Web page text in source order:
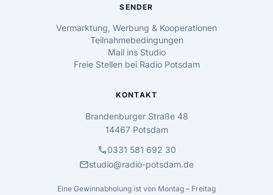
SENDER
Vermarktung, Werbung & Kooperationen
Teilnahmebedingungen
Mail ins Studio
Freie Stellen bei Radio Potsdam
KONTAKT
Brandenburger Straße 48
14467 Potsdam
call0331 581 692 30
mailstudio@radio-potsdam.de
Eine Gewinnabholung ist von Montag – Freitag